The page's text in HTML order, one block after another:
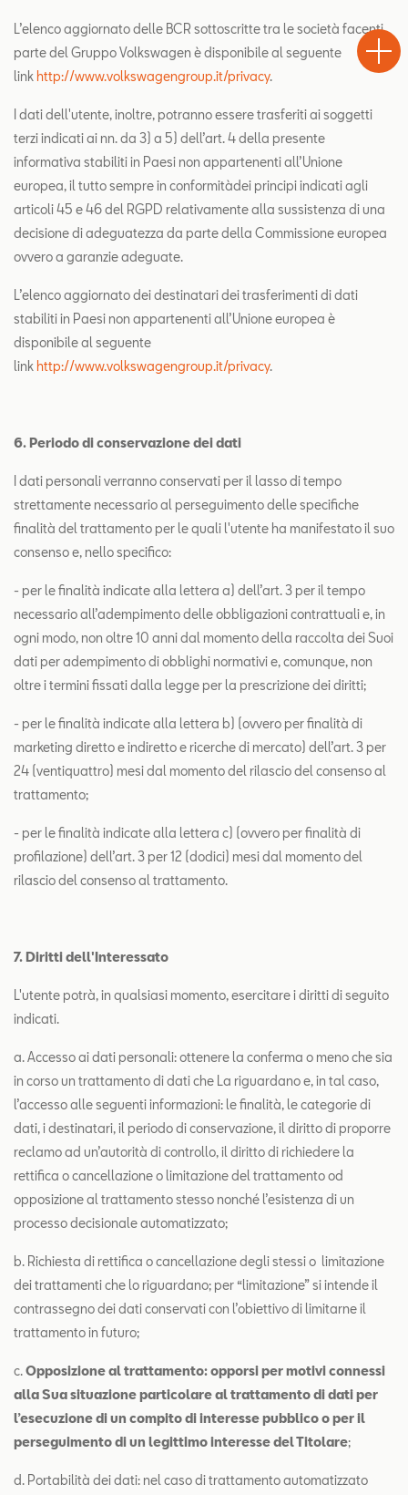
L’elenco aggiornato delle BCR sottoscritte tra le società facenti
parte del Gruppo Volkswagen è disponibile al seguente
link http://www.volkswagengroup.it/privacy.
I dati dell'utente, inoltre, potranno essere trasferiti ai soggetti
terzi indicati ai nn. da 3) a 5) dell’art. 4 della presente
informativa stabiliti in Paesi non appartenenti all’Unione
europea, il tutto sempre in conformitàdei principi indicati agli
articoli 45 e 46 del RGPD relativamente alla sussistenza di una
decisione di adeguatezza da parte della Commissione europea
ovvero a garanzie adeguate.
L’elenco aggiornato dei destinatari dei trasferimenti di dati
stabiliti in Paesi non appartenenti all’Unione europea è
disponibile al seguente
link http://www.volkswagengroup.it/privacy.
6. Periodo di conservazione dei dati
I dati personali verranno conservati per il lasso di tempo
strettamente necessario al perseguimento delle specifiche
finalità del trattamento per le quali l'utente ha manifestato il suo
consenso e, nello specifico:
- per le finalità indicate alla lettera a) dell’art. 3 per il tempo
necessario all’adempimento delle obbligazioni contrattuali e, in
ogni modo, non oltre 10 anni dal momento della raccolta dei Suoi
dati per adempimento di obblighi normativi e, comunque, non
oltre i termini fissati dalla legge per la prescrizione dei diritti;
- per le finalità indicate alla lettera b) (ovvero per finalità di
marketing diretto e indiretto e ricerche di mercato) dell’art. 3 per
24 (ventiquattro) mesi dal momento del rilascio del consenso al
trattamento;
- per le finalità indicate alla lettera c) (ovvero per finalità di
profilazione) dell’art. 3 per 12 (dodici) mesi dal momento del
rilascio del consenso al trattamento.
7. Diritti dell'Interessato
L'utente potrà, in qualsiasi momento, esercitare i diritti di seguito
indicati.
a. Accesso ai dati personali: ottenere la conferma o meno che sia
in corso un trattamento di dati che La riguardano e, in tal caso,
l’accesso alle seguenti informazioni: le finalità, le categorie di
dati, i destinatari, il periodo di conservazione, il diritto di proporre
reclamo ad un’autorità di controllo, il diritto di richiedere la
rettifica o cancellazione o limitazione del trattamento od
opposizione al trattamento stesso nonché l’esistenza di un
processo decisionale automatizzato;
b. Richiesta di rettifica o cancellazione degli stessi o limitazione
dei trattamenti che lo riguardano; per “limitazione” si intende il
contrassegno dei dati conservati con l’obiettivo di limitarne il
trattamento in futuro;
c.Opposizione al trattamento: opporsi per motivi connessi
alla Sua situazione particolare al trattamento di dati per
l’esecuzione di un compito di interesse pubblico o per il
perseguimento di un legittimo interesse del Titolare;
d. Portabilità dei dati: nel caso di trattamento automatizzato
Drive
Chiama